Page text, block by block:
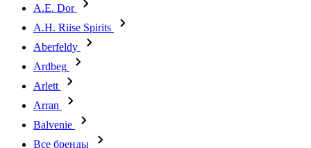
A.E. Dor
A.H. Riise Spirits
Aberfeldy
Ardbeg
Arlett
Arran
Balvenie
Все бренды